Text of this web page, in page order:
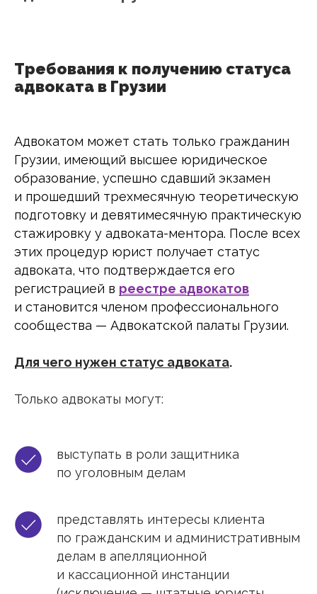
Требования к получению статуса
адвоката в Грузии
Адвокатом может стать только гражданин
Грузии, имеющий высшее юридическое
образование, успешно сдавший экзамен
и прошедший трехмесячную теоретическую
подготовку и девятимесячную практическую
стажировку у адвоката-ментора. После всех
этих процедур юрист получает статус
адвоката, что подтверждается его
регистрацией в реестре адвокатов
и становится членом профессионального
сообщества — Адвокатской палаты Грузии.
Для чего нужен статус адвоката.
Только адвокаты могут:
выступать в роли защитника
по уголовным делам
представлять интересы клиента
по гражданским и административным
делам в апелляционной
и кассационной инстанции